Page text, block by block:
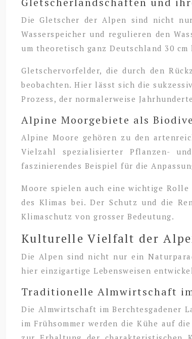
Die Gletscher der Alpen sind nicht
Wasserspeicher und regulieren den
um theoretisch ganz Deutschland 30 cm
Gletschervorfelder, die durch den
beobachten. Hier lässt sich die
Prozess, der normalerweise
Alpine Moorgebiete als
Alpine Moore gehören zu den
Vielzahl spezialisierter Pflanzen-
faszinierendes Beispiel für die
Moore spielen auch eine wichtige
des Klimas bei. Der Schutz und die
Klimaschutz von grosser Bedeutung.
Kulturelle Vielfalt der
Die Alpen sind nicht nur ein
hier einzigartige Lebensweisen
Traditionelle Almwirtschaft
Die Almwirtschaft im Berchtesgadener
im Frühsommer werden die Kühe auf